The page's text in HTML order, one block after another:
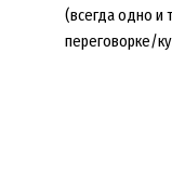
(всегда одно и
переговорке/